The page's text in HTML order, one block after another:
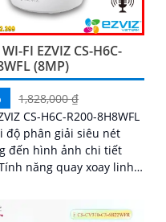
FI EZVIZ CS-H6C-
(8MP)
1,828,000 ₫
CS-H6C-R200-8H8WFL
độ phân giải siêu nét
đến hình ảnh chi tiết